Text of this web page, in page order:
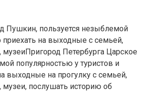
Пушкин, пользуется незыблемой
на выходные с семьей,
Петербурга Царское
популярностью у туристов и
выходные на прогулку с семьей,
послушать историю об